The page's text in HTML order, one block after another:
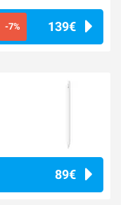
-7% 139€
89€